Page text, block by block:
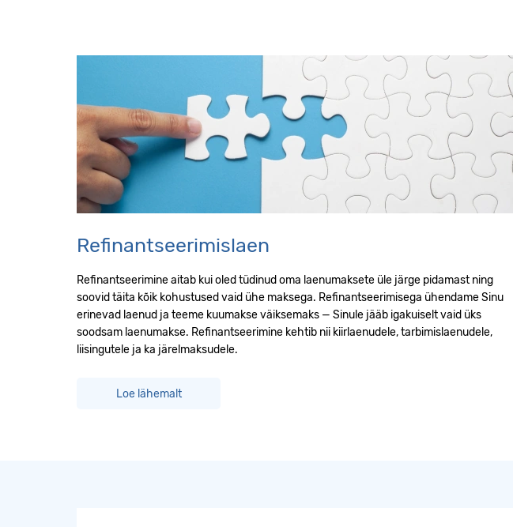
Refinantseerimislaen
Refinantseerimine aitab kui oled tüdinud oma laenumaksete üle järge pidamast ning
soovid täita kõik kohustused vaid ühe maksega. Refinantseerimisega ühendame Sinu
erinevad laenud ja teeme kuumakse väiksemaks — Sinule jääb igakuiselt vaid üks
soodsam laenumakse. Refinantseerimine kehtib nii kiirlaenudele, tarbimislaenudele,
liisingutele ja ka järelmaksudele.
Loe lähemalt